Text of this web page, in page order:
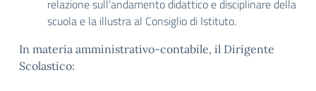
relazione sull’andamento didattico e disciplinare della
scuola e la illustra al Consiglio di Istituto.
In materia amministrativo-contabile, il Dirigente
Scolastico: